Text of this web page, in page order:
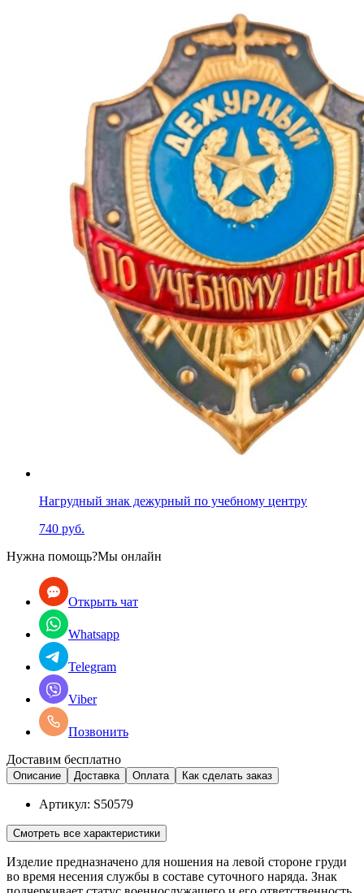
Нагрудный знак дежурный по учебному центру
740 руб.
Нужна помощь?Мы онлайн
Открыть чат
Whatsapp
Telegram
Viber
Позвонить
Доставим бесплатно
Описание Доставка Оплата Как сделать заказ
Артикул: S50579
Смотреть все характеристики
Изделие предназначено для ношения на левой стороне груди
во время несения службы в составе суточного наряда. Знак